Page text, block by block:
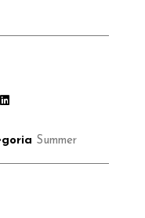
Summer